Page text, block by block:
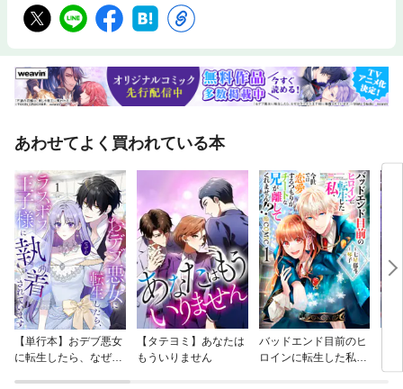
あわせてよく買われている本
【単行本】おデブ悪女
に転生したら、なぜか
【タテヨミ】あなたは
もういりません
バッドエンド目前のヒ
ロインに転生した私、